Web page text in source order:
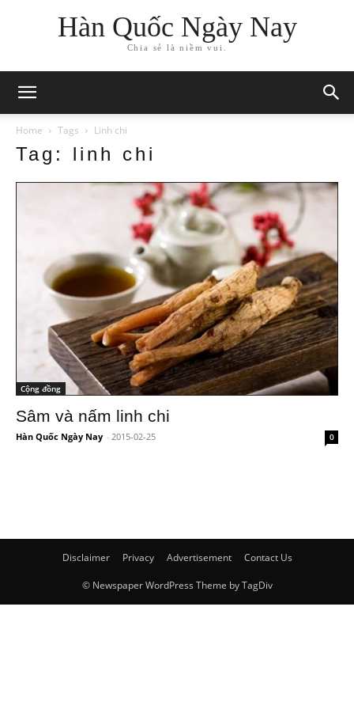
Hàn Quốc Ngày Nay
Chia sẻ là niềm vui.
Home Tags Linh chi
Tag: linh chi
Cộng đồng
Sâm và nấm linh chi
Hàn Quốc Ngày Nay - 2015-02-25 0
Disclaimer Privacy Advertisement Contact Us
© Newspaper WordPress Theme by TagDiv